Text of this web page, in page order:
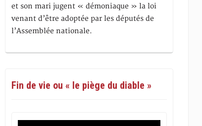
et son mari jugent « démoniaque » la loi
venant d’être adoptée par les députés de
l’Assemblée nationale.
Fin de vie ou « le piège du diable »